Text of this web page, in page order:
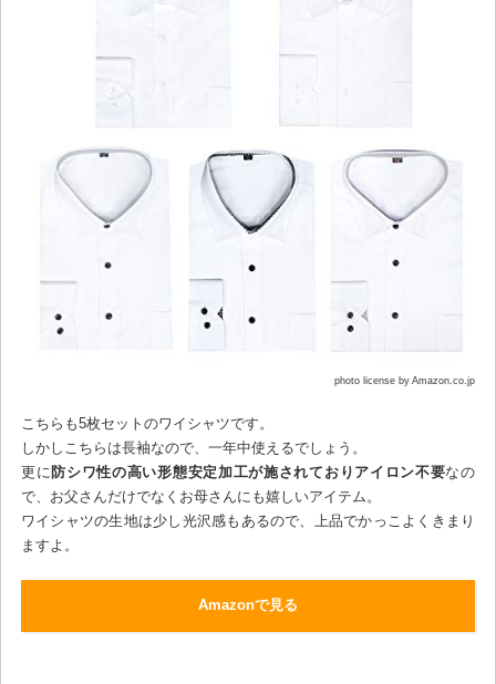
photo license by Amazon.co.jp
こちらも5枚セットのワイシャツです。
しかしこちらは長袖なので、一年中使えるでしょう。
更に 防シワ性の高い形態安定加工が施されておりアイロン不要なの
で、お父さんだけでなくお母さんにも嬉しいアイテム。
ワイシャツの生地は少し光沢感もあるので、上品でかっこよくきまり
ますよ。
Amazonで見る